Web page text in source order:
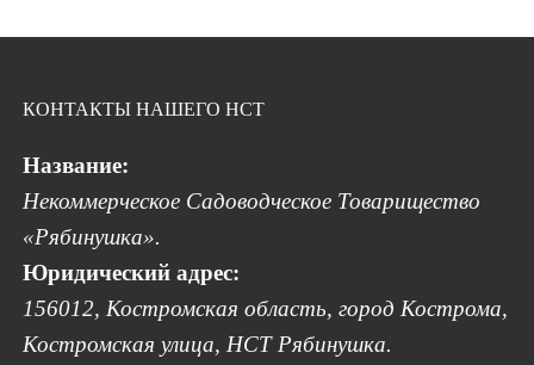
КОНТАКТЫ НАШЕГО НСТ
Название:
Некоммерческое Садоводческое Товарищество
«Рябинушка».
Юридический адрес:
156012, Костромская область, город Кострома,
Костромская улица, НСТ Рябинушка.